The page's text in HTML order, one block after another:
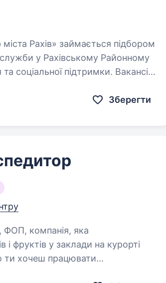
у Рахівському Районному
соціальної підтримки. Вакансія:
Зберегти
і фруктів у заклади на курорті
ти хочеш працювати